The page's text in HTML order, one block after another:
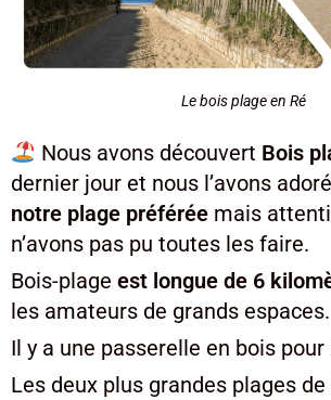
Le bois plage en Ré
Nous avons découvert Bois
dernier jour et nous l’avons
notre plage préférée mais
n’avons pas pu toutes les faire.
Bois-plage est longue de 6
les amateurs de grands espaces.
Il y a une passerelle en bois
Les deux plus grandes plages